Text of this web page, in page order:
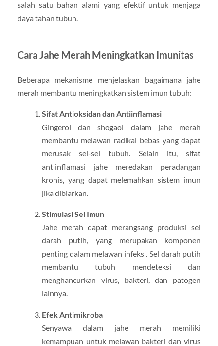
salah satu bahan alami yang efektif untuk menjaga
daya tahan tubuh.
Cara Jahe Merah Meningkatkan Imunitas
Beberapa mekanisme menjelaskan bagaimana jahe
merah membantu meningkatkan sistem imun tubuh:
Sifat Antioksidan dan Antiinflamasi
Gingerol dan shogaol dalam jahe merah
membantu melawan radikal bebas yang dapat
merusak sel-sel tubuh. Selain itu, sifat
antiinflamasi jahe meredakan peradangan
kronis, yang dapat melemahkan sistem imun
jika dibiarkan.
Stimulasi Sel Imun
Jahe merah dapat merangsang produksi sel
darah putih, yang merupakan komponen
penting dalam melawan infeksi. Sel darah putih
membantu tubuh mendeteksi dan
menghancurkan virus, bakteri, dan patogen
lainnya.
Efek Antimikroba
Senyawa dalam jahe merah memiliki
kemampuan untuk melawan bakteri dan virus